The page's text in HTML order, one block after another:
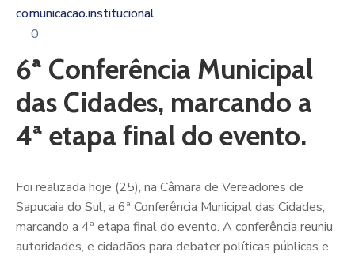
comunicacao.institucional
0
6ª Conferência Municipal
das Cidades, marcando a
4ª etapa final do evento.
Foi realizada hoje (25), na Câmara de Vereadores de
Sapucaia do Sul, a 6ª Conferência Municipal das Cidades,
marcando a 4ª etapa final do evento. A conferência reuniu
autoridades, e cidadãos para debater políticas públicas e